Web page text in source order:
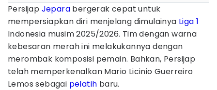
Persijap Jepara bergerak cepat untuk
mempersiapkan diri menjelang dimulainya Liga 1
Indonesia musim 2025/2026. Tim dengan warna
kebesaran merah ini melakukannya dengan
merombak komposisi pemain. Bahkan, Persijap
telah memperkenalkan Mario Licinio Guerreiro
Lemos sebagai pelatih baru.